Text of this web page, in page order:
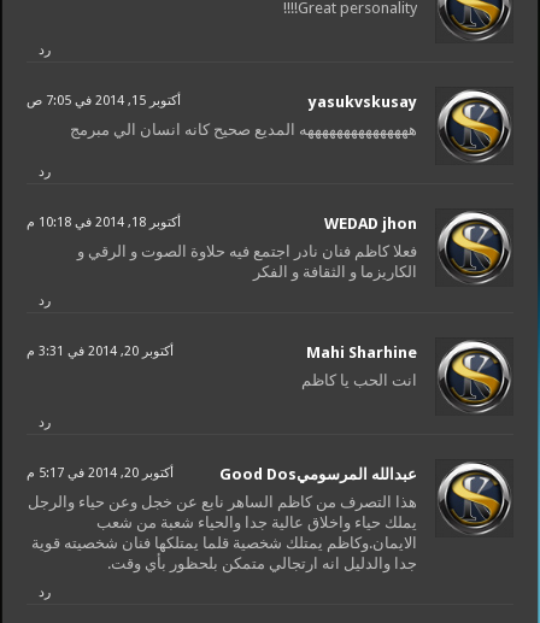
Great personality!!!!
رد
yasukvskusay أكتوبر 15, 2014 في 7:05 ص
هههههههههههههههه المديع صحيح كانه انسان الي مبرمج
رد
WEDAD jhon أكتوبر 18, 2014 في 10:18 م
فعلا كاظم فنان نادر اجتمع فيه حلاوة الصوت و الرقي و
الكاريزما و الثقافة و الفكر
رد
Mahi Sharhine أكتوبر 20, 2014 في 3:31 م
انت الحب یا کاظم
رد
عبدالله المرسوميGood Dos أكتوبر 20, 2014 في 5:17 م
هذا التصرف من كاظم الساهر نابع عن خجل وعن حياء والرجل
يملك حياء واخلاق عالية جدا والحياء شعبة من شعب
الايمان.وكاظم يمتلك شخصية قلما يمتلكها فنان شخصيته قوية
جدا والدليل انه ارتجالي متمكن بلحظور بأي وقت.
رد